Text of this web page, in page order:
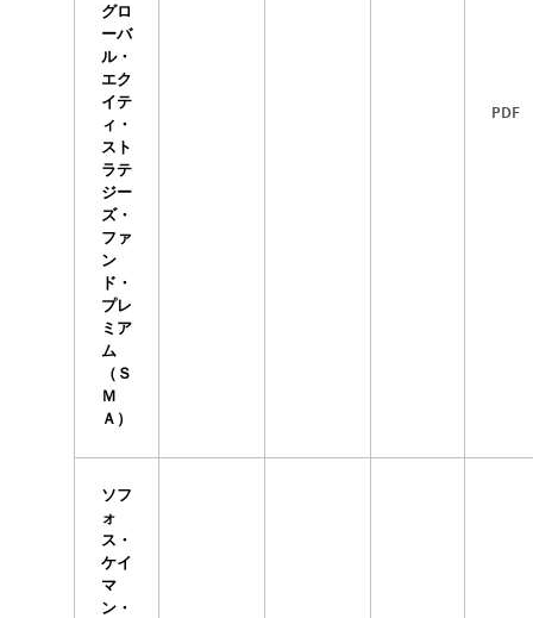
グロ
ーバ
ル・
エク
イテ
ィ・
スト
ラテ
ジー
ズ・
ファ
ン
ド・
プレ
ミア
ム
（Ｓ
Ｍ
Ａ）
PDF
ソフ
ォ
ス・
ケイ
マ
ン・